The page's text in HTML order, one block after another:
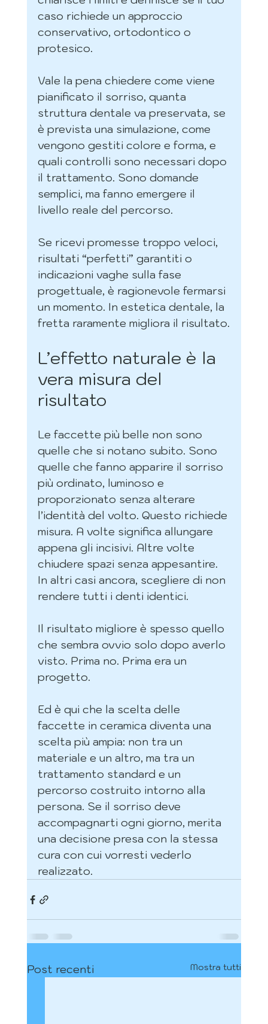
caso richiede un approccio
conservativo, ortodontico o
protesico.
Vale la pena chiedere come viene
pianificato il sorriso, quanta
struttura dentale va preservata, se
è prevista una simulazione, come
vengono gestiti colore e forma, e
quali controlli sono necessari dopo
il trattamento. Sono domande
semplici, ma fanno emergere il
livello reale del percorso.
Se ricevi promesse troppo veloci,
risultati “perfetti” garantiti o
indicazioni vaghe sulla fase
progettuale, è ragionevole fermarsi
un momento. In estetica dentale, la
fretta raramente migliora il risultato.
L’effetto naturale è la
vera misura del
risultato
Le faccette più belle non sono
quelle che si notano subito. Sono
quelle che fanno apparire il sorriso
più ordinato, luminoso e
proporzionato senza alterare
l’identità del volto. Questo richiede
misura. A volte significa allungare
appena gli incisivi. Altre volte
chiudere spazi senza appesantire.
In altri casi ancora, scegliere di non
rendere tutti i denti identici.
Il risultato migliore è spesso quello
che sembra ovvio solo dopo averlo
visto. Prima no. Prima era un
progetto.
Ed è qui che la scelta delle
faccette in ceramica diventa una
scelta più ampia: non tra un
materiale e un altro, ma tra un
trattamento standard e un
percorso costruito intorno alla
persona. Se il sorriso deve
accompagnarti ogni giorno, merita
una decisione presa con la stessa
cura con cui vorresti vederlo
realizzato.
Post recenti Mostra tutti